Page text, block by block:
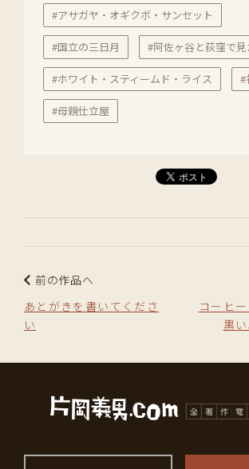
#アサガヤ・オギクボ・サンセット
#国立の三日月 #阿佐ヶ谷と荻窪で
#ホワイト・スティームド・ライス #
#母親仕立屋
前の作品へ
あとがきを書いてくださ
い
コーヒ
黒